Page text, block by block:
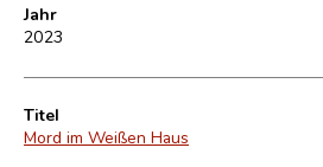
Jahr
2023
Titel
Mord im Weißen Haus